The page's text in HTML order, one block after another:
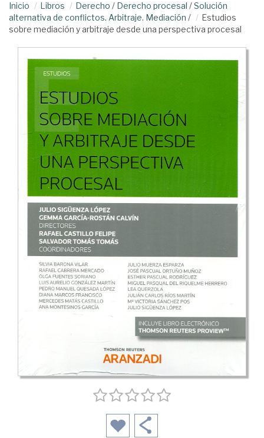
Inicio Libros Derecho / Derecho procesal /Solución
alternativa de conflictos. Arbitraje. Mediación /
Estudios
sobre mediación y arbitraje desde una perspectiva procesal